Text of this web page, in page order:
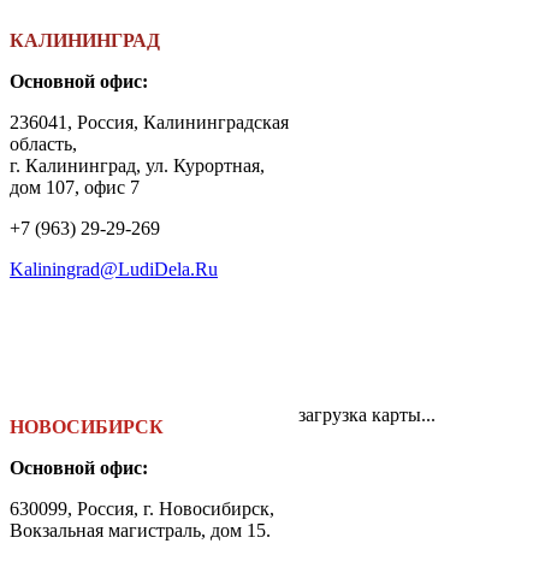
КАЛИНИНГРАД
Основной офис:
236041, Россия, Калининградская
область,
г. Калининград, ул. Курортная,
дом 107, офис 7
+7 (963) 29-29-269
Kaliningrad@LudiDela.Ru
НОВОСИБИРСК
Основной офис:
630099, Россия, г. Новосибирск,
Вокзальная магистраль, дом 15.
загрузка карты...